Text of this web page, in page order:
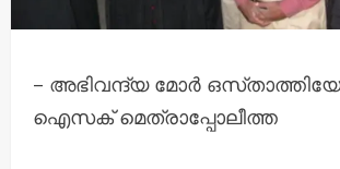
– അഭിവന്ദ്യ മോർ
ഐസക് മെത്രാപ്പോലീത്ത